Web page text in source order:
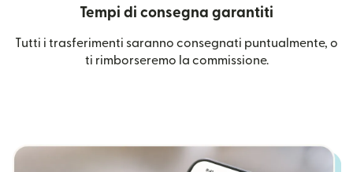
Tempi di consegna garantiti
Tutti i trasferimenti saranno consegnati puntualmente, o
ti rimborseremo la commissione.